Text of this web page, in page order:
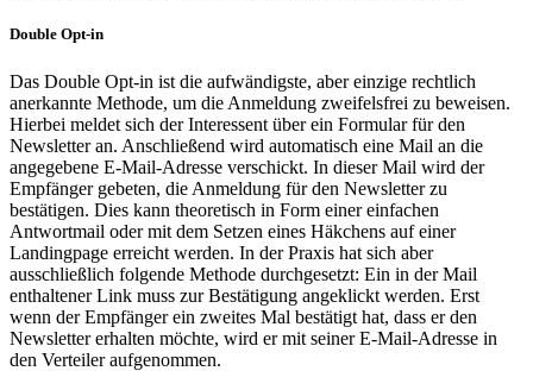
Double Opt-in
Das Double Opt-in ist die aufwändigste, aber einzige rechtlich
anerkannte Methode, um die Anmeldung zweifelsfrei zu beweisen.
Hierbei meldet sich der Interessent über ein Formular für den
Newsletter an. Anschließend wird automatisch eine Mail an die
angegebene E-Mail-Adresse verschickt. In dieser Mail wird der
Empfänger gebeten, die Anmeldung für den Newsletter zu
bestätigen. Dies kann theoretisch in Form einer einfachen
Antwortmail oder mit dem Setzen eines Häkchens auf einer
Landingpage erreicht werden. In der Praxis hat sich aber
ausschließlich folgende Methode durchgesetzt: Ein in der Mail
enthaltener Link muss zur Bestätigung angeklickt werden. Erst
wenn der Empfänger ein zweites Mal bestätigt hat, dass er den
Newsletter erhalten möchte, wird er mit seiner E-Mail-Adresse in
den Verteiler aufgenommen.